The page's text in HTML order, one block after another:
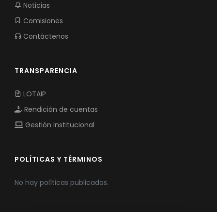
Noticias
Comisiones
Contáctenos
TRANSPARENCIA
LOTAIP
Rendición de cuentas
Gestión Institucional
POLÍTICAS Y TÉRMINOS
No hay políticas publicadas.